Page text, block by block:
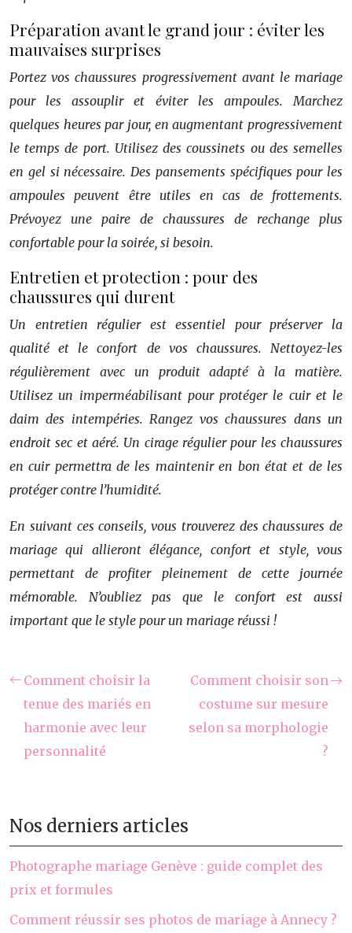
Préparation avant le grand jour : éviter les
mauvaises surprises
Portez vos chaussures progressivement avant le mariage
pour les assouplir et éviter les ampoules. Marchez
quelques heures par jour, en augmentant progressivement
le temps de port. Utilisez des coussinets ou des semelles
en gel si nécessaire. Des pansements spécifiques pour les
ampoules peuvent être utiles en cas de frottements.
Prévoyez une paire de chaussures de rechange plus
confortable pour la soirée, si besoin.
Entretien et protection : pour des
chaussures qui durent
Un entretien régulier est essentiel pour préserver la
qualité et le confort de vos chaussures. Nettoyez-les
régulièrement avec un produit adapté à la matière.
Utilisez un imperméabilisant pour protéger le cuir et le
daim des intempéries. Rangez vos chaussures dans un
endroit sec et aéré. Un cirage régulier pour les chaussures
en cuir permettra de les maintenir en bon état et de les
protéger contre l’humidité.
En suivant ces conseils, vous trouverez des chaussures de
mariage qui allieront élégance, confort et style, vous
permettant de profiter pleinement de cette journée
mémorable. N’oubliez pas que le confort est aussi
important que le style pour un mariage réussi !
Comment choisir la
tenue des mariés en
harmonie avec leur
personnalité
Comment choisir son
costume sur mesure
selon sa morphologie
?
Nos derniers articles
Photographe mariage Genève : guide complet des
prix et formules
Comment réussir ses photos de mariage à Annecy ?